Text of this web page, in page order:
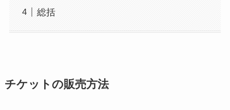
総括
チケットの販売方法